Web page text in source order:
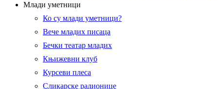
Млади уметници
Ко су млади уметници?
Вече младих писаца
Бечки театар младих
Књижевни клуб
Курсеви плеса
Сликарске радионице